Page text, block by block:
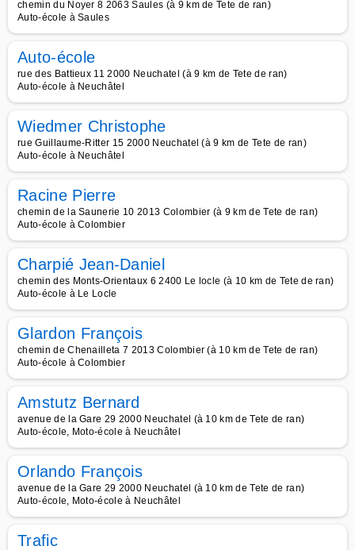
chemin du Noyer 8 2063 Saules (à 9 km de Tete de ran)
Auto-école à Saules
Auto-école
rue des Battieux 11 2000 Neuchatel (à 9 km de Tete de ran)
Auto-école à Neuchâtel
Wiedmer Christophe
rue Guillaume-Ritter 15 2000 Neuchatel (à 9 km de Tete de ran)
Auto-école à Neuchâtel
Racine Pierre
chemin de la Saunerie 10 2013 Colombier (à 9 km de Tete de ran)
Auto-école à Colombier
Charpié Jean-Daniel
chemin des Monts-Orientaux 6 2400 Le locle (à 10 km de Tete de ran)
Auto-école à Le Locle
Glardon François
chemin de Chenailleta 7 2013 Colombier (à 10 km de Tete de ran)
Auto-école à Colombier
Amstutz Bernard
avenue de la Gare 29 2000 Neuchatel (à 10 km de Tete de ran)
Auto-école, Moto-école à Neuchâtel
Orlando François
avenue de la Gare 29 2000 Neuchatel (à 10 km de Tete de ran)
Auto-école, Moto-école à Neuchâtel
Trafic